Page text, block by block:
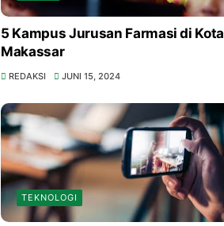
5 Kampus Jurusan Farmasi di Kota
Makassar
REDAKSI JUNI 15, 2024
TEKNOLOGI